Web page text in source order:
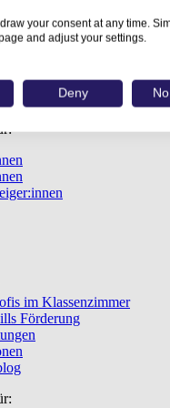
im Klassenzimmer
Förderung
your consent at any time.
and adjust your settings.
Deny